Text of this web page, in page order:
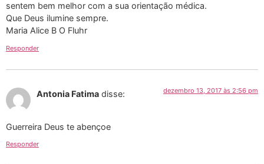
sentem bem melhor com a sua orientação médica.
Que Deus ilumine sempre.
Maria Alice B O Fluhr
Responder
Antonia Fatima disse: dezembro 13, 2017 às 2:56 pm
Guerreira Deus te abençoe
Responder